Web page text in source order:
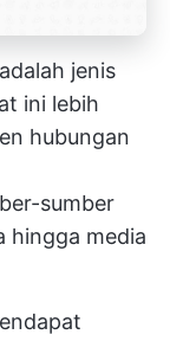
jenis
ini lebih
hubungan
sumber
hingga media